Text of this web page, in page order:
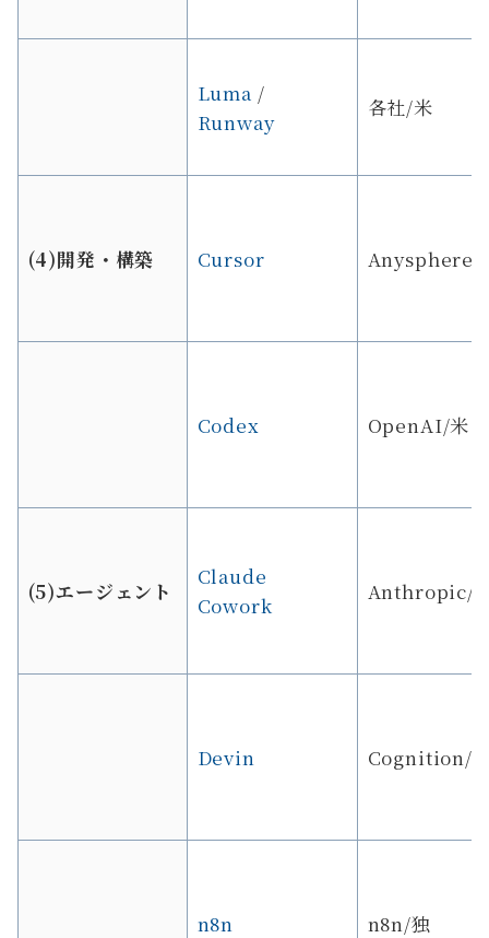
Luma /
Runway
各社/米
(4)開発・構築 Cursor Anysphere/
Codex OpenAI/米
(5)エージェント
Claude
Cowork
Anthropic/
Devin Cognition/
n8n n8n/独